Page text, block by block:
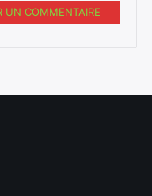
UN COMMENTAIRE